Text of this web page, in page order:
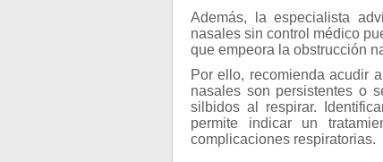
Además, la especialista
nasales sin control médico
que empeora la obstrucción
Por ello, recomienda acudir
nasales son persistentes o
silbidos al respirar.
permite indicar un
complicaciones respiratorias.